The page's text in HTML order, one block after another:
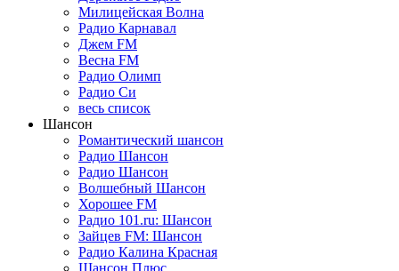
Милицейская Волна
Радио Карнавал
Джем FM
Весна FM
Радио Олимп
Радио Си
весь список
Шансон
Романтический шансон
Радио Шансон
Радио Шансон
Волшебный Шансон
Хорошее FM
Радио 101.ru: Шансон
Зайцев FM: Шансон
Радио Калина Красная
Шансон Плюс